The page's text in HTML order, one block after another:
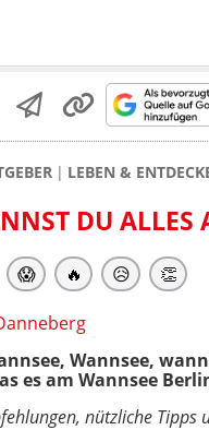
LEBEN &
DU ALLES
😱 🔥 😥 👏
Wannsee,
es am Wannsee
nützliche